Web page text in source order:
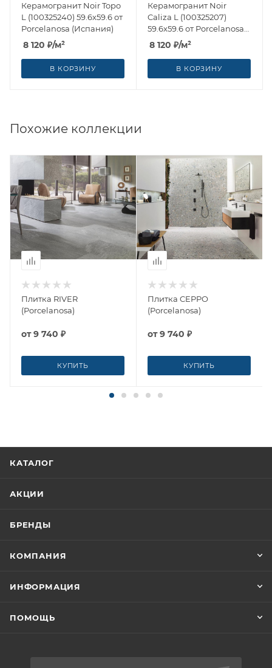
Керамогранит Noir Topo
L (100325240) 59.6x59.6 от
Porcelanosa (Испания)
8 120 ₽/м²
В КОРЗИНУ
Керамогранит Noir
Caliza L (100325207)
59.6x59.6 от Porcelanosa
(Испания)
8 120 ₽/м²
В КОРЗИНУ
Похожие коллекции
Плитка RIVER
(Porcelanosa)
от9 740 ₽
КУПИТЬ
Плитка CEPPO
(Porcelanosa)
от9 740 ₽
КУПИТЬ
КАТАЛОГ
АКЦИИ
БРЕНДЫ
КОМПАНИЯ
ИНФОРМАЦИЯ
ПОМОЩЬ